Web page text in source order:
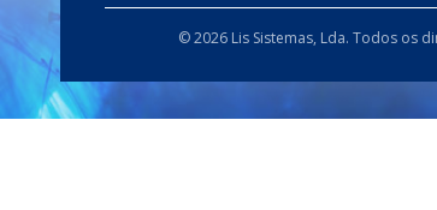
© 2026 Lis Sistemas, Lda. Todos os